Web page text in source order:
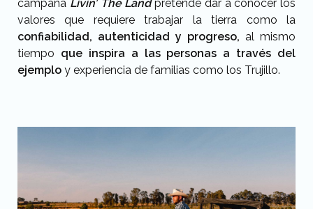
campaña Livin’ The Landpretende dar a conocer los
valores que requiere trabajar la tierra como la
confiabilidad, autenticidad y progreso, al mismo
tiempo que inspira a las personas a través del
ejemplo y experiencia de familias como los Trujillo.